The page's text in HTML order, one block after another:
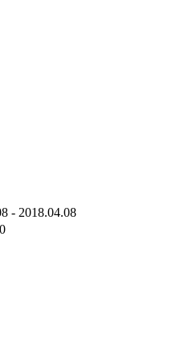
- 2018.04.08